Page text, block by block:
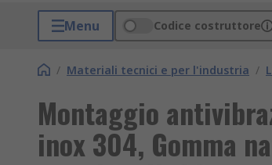
Menu Codice costruttore
/ Materiali tecnici e per l'industria /
Montaggio
inox 304, Gomma